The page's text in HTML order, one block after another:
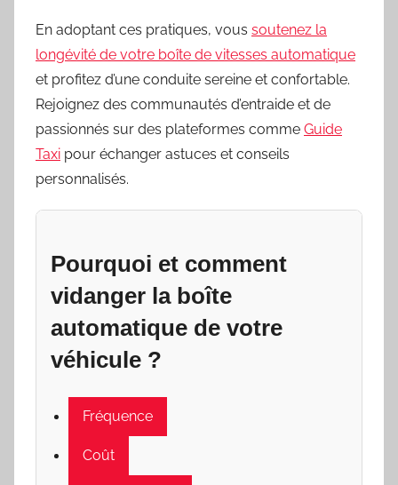
En adoptant ces pratiques, vous soutenez la
longévité de votre boîte de vitesses automatique
et profitez d’une conduite sereine et confortable.
Rejoignez des communautés d’entraide et de
passionnés sur des plateformes comme Guide
Taxi pour échanger astuces et conseils
personnalisés.
Pourquoi et comment
vidanger la boîte
automatique de votre
véhicule ?
Fréquence
Coût